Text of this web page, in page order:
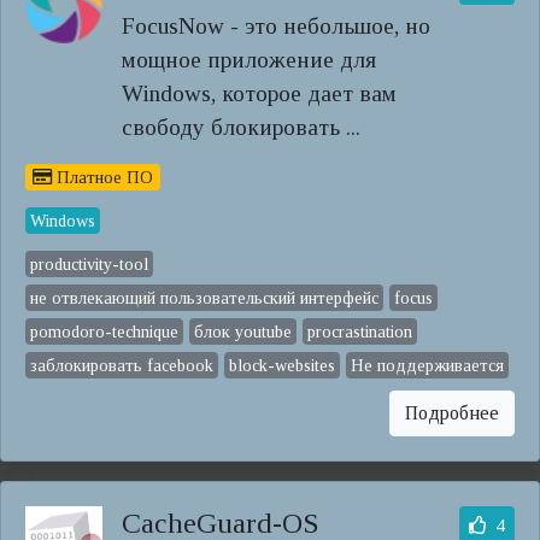
FocusNow - это небольшое, но
мощное приложение для
Windows, которое дает вам
свободу блокировать ...
Платное ПО
Windows
productivity-tool
не отвлекающий пользовательский интерфейс
focus
pomodoro-technique
блок youtube
procrastination
заблокировать facebook
block-websites Не поддерживается
Подробнее
CacheGuard-OS 4